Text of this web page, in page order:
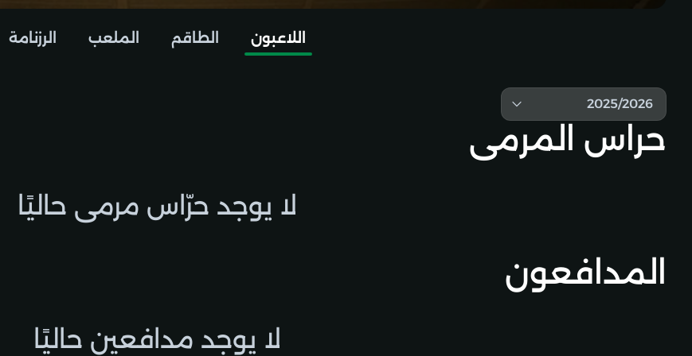
اللاعبون الطاقم الملعب الرزنامة
2025/2026
حراس المرمى
لا يوجد حرّاس مرمى حاليًا
المدافعون
لا يوجد مدافعين حاليًا